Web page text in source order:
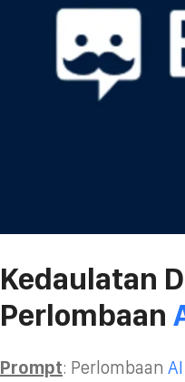
Kedaulatan
Perlombaan
Prompt: Perlombaan AI